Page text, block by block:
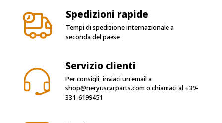
Spedizioni rapide
Tempi di spedizione internazionale a
seconda del paese
Servizio clienti
Per consigli, inviaci un'email a
shop@neryuscarparts.como chiamaci al +39-
331-6199451